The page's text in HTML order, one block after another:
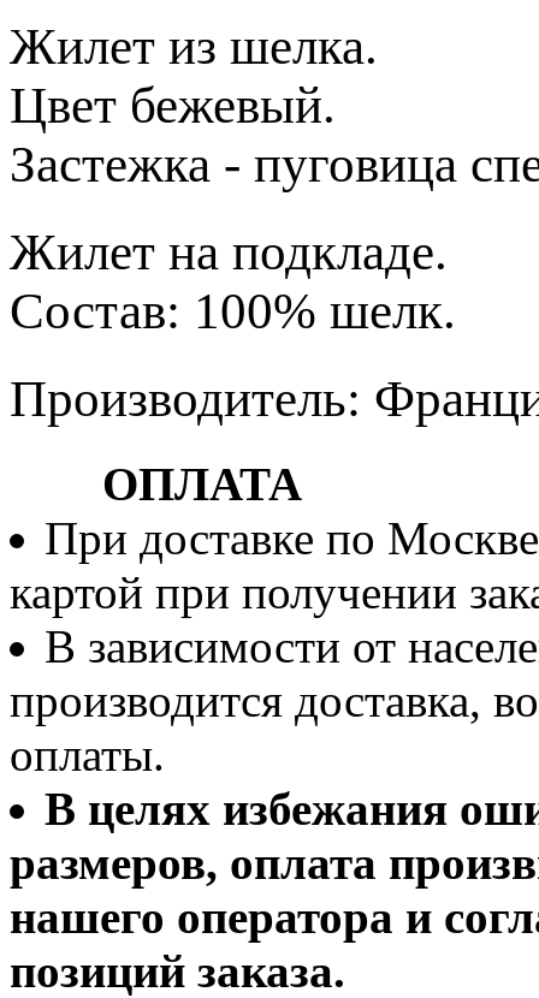
Жилет из шелка.
Цвет бежевый.
Застежка - пуговица
Жилет на подкладе.
Состав: 100% шелк.
Производитель:
ОПЛАТА
При доставке по
картой при получении
В зависимости от
производится доставка,
оплаты.
В целях избежания
размеров, оплата
нашего оператора и
позиций заказа.